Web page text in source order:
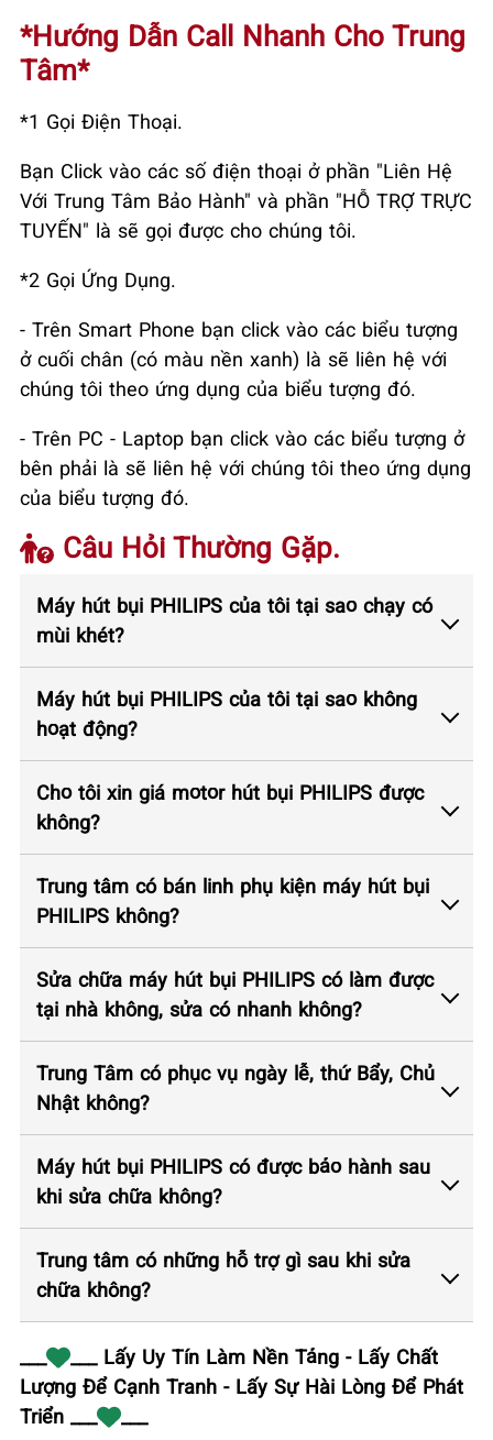
*Hướng Dẫn Call Nhanh Cho Trung
Tâm*
*1 Gọi Điện Thoại.
Bạn Click vào các số điện thoại ở phần "Liên Hệ
Với Trung Tâm Bảo Hành" và phần "HỖ TRỢ TRỰC
TUYẾN" là sẽ gọi được cho chúng tôi.
*2 Gọi Ứng Dụng.
- Trên Smart Phone bạn click vào các biểu tượng
ở cuối chân (có màu nền xanh) là sẽ liên hệ với
chúng tôi theo ứng dụng của biểu tượng đó.
- Trên PC - Laptop bạn click vào các biểu tượng ở
bên phải là sẽ liên hệ với chúng tôi theo ứng dụng
của biểu tượng đó.
Câu Hỏi Thường Gặp.
Máy hút bụi PHILIPS của tôi tại sao chạy có
mùi khét?
Máy hút bụi PHILIPS của tôi tại sao không
hoạt động?
Cho tôi xin giá motor hút bụi PHILIPS được
không?
Trung tâm có bán linh phụ kiện máy hút bụi
PHILIPS không?
Sửa chữa máy hút bụi PHILIPS có làm được
tại nhà không, sửa có nhanh không?
Trung Tâm có phục vụ ngày lễ, thứ Bẩy, Chủ
Nhật không?
Máy hút bụi PHILIPS có được bảo hành sau
khi sửa chữa không?
Trung tâm có những hỗ trợ gì sau khi sửa
chữa không?
___
___ Lấy Uy Tín Làm Nền Tảng - Lấy Chất
Lượng Để Cạnh Tranh - Lấy Sự Hài Lòng Để Phát
Triển ___
___